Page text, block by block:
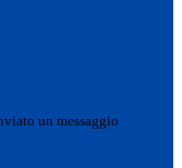
un messaggio